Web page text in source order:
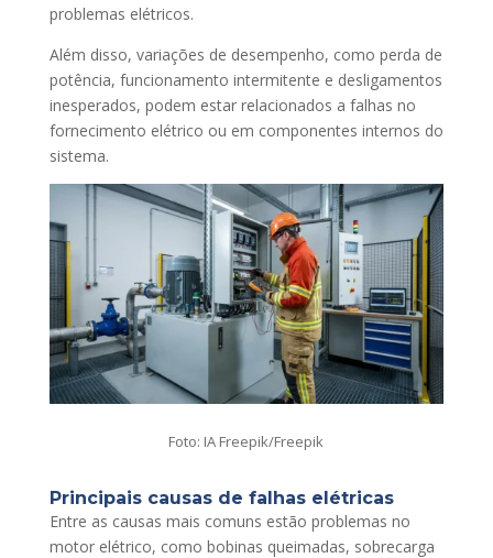
problemas elétricos.
Além disso, variações de desempenho, como perda de
potência, funcionamento intermitente e desligamentos
inesperados, podem estar relacionados a falhas no
fornecimento elétrico ou em componentes internos do
sistema.
Foto: IA Freepik/Freepik
Principais causas de falhas elétricas
Entre as causas mais comuns estão problemas no
motor elétrico, como bobinas queimadas, sobrecarga